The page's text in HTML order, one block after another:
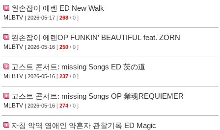
왼손잡이 에렌 ED New Walk
MLBTV | 2026-05-17 [ 268 / 0 ]
왼손잡이 에렌OP FUNKIN’ BEAUTIFUL feat. ZORN
MLBTV | 2026-05-16 [ 250 / 0 ]
고스트 콘서트: missing Songs ED 茨の道
MLBTV | 2026-05-16 [ 237 / 0 ]
고스트 콘서트: missing Songs OP 業魂REQUIEMER
MLBTV | 2026-05-16 [ 274 / 0 ]
자칭 악역 영애인 약혼자 관찰기록 ED Magic